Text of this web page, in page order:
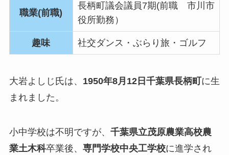
職業(前職)
長柄町議会議員7期(前職 市川市
役所勤務）
趣味 社交ダンス・ぶらり旅・ゴルフ
大岩よしじ氏は、 1950年8月12日千葉県長柄町 に生
まれました。
小中学校は不明ですが、 千葉県立茂原農業高校農
業土木科卒業後、 専門学校中央工学校に進学され